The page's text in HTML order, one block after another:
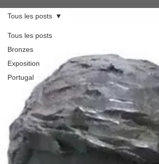
Tous les posts
Bronzes
Exposition
Portugal
Tous les posts